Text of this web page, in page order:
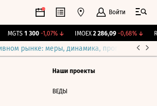
Войти
MGTS 1 300 -1,07%↓ IMOEX 2 286,09 -0,68%↓
рынке: меры, динамика, прогнозы
Наши проекты
ВЕДЫ